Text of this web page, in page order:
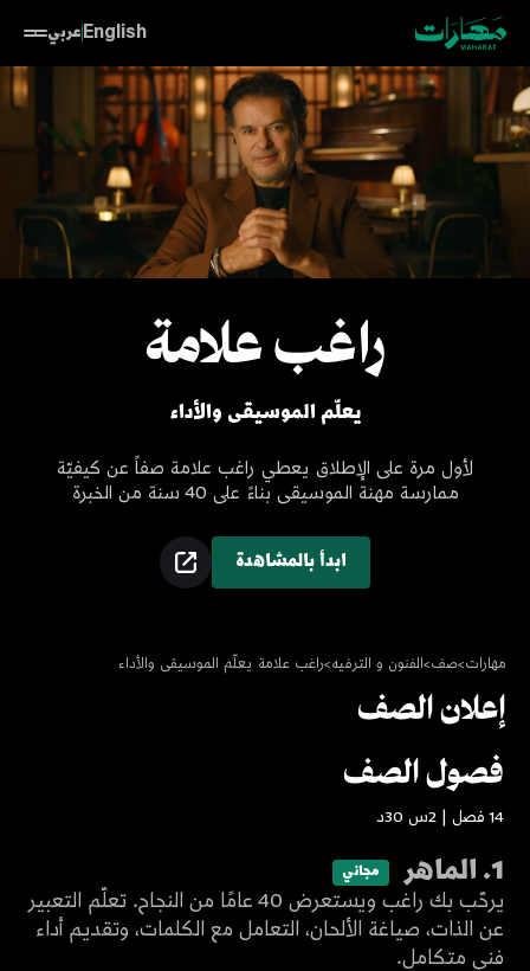
English عربي
راغب علامة
يعلّم الموسيقى والأداء
لأول مرة على الإطلاق يعطي راغب علامة صفاً عن كيفيّة
ممارسة مهنة الموسيقى بناءً على 40 سنة من الخبرة
ابدأ بالمشاهدة
مهارات>صف>الفنون و الترفيه>راغب علامة يعلّم الموسيقى والأداء
إعلان الصف
فصول الصف
14 فصل | 2س 30د
1. الماهر مجاني
يرحّب بك راغب ويستعرض 40 عامًا من النجاح. تعلّم التعبير
عن الذات، صياغة الألحان، التعامل مع الكلمات، وتقديم أداء
فني متكامل.
15:57